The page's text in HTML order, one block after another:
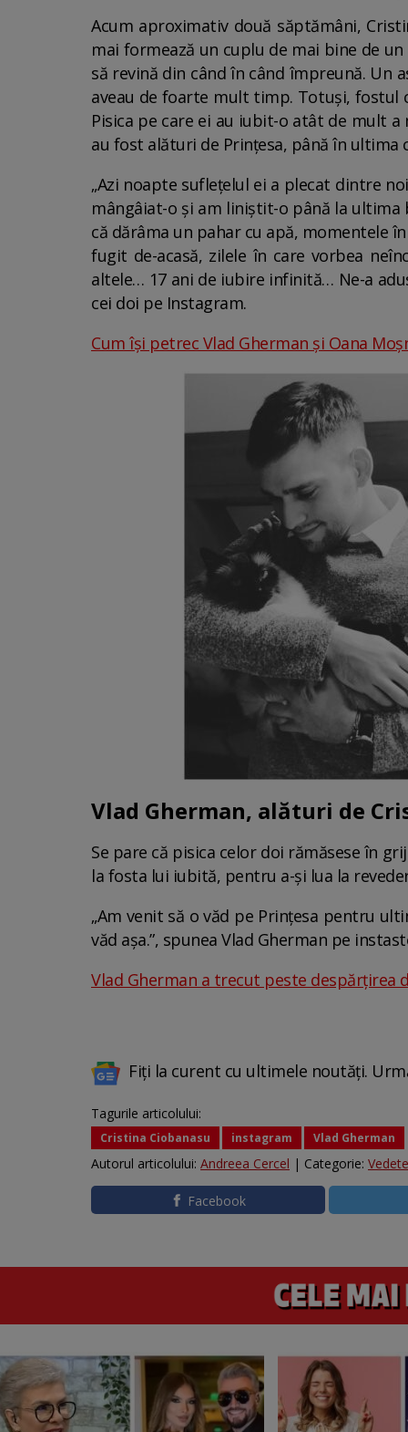
Acum aproximativ două săptămâni,
mai formează un cuplu de mai bine de
să revină din când în când împreună. Un
aveau de foarte mult timp. Totuși, fostul
Pisica pe care ei au iubit-o atât de mult a
au fost alături de Prințesa, până în ultima
„Azi noapte suflețelul ei a plecat dintre
mângâiat-o și am liniștit-o până la
că dărâma un pahar cu apă, momentele
fugit de-acasă, zilele în care vorbea
altele… 17 ani de iubire infinită… Ne-a
cei doi pe Instagram.
Cum își petrec Vlad Gherman și Oana
Vlad Gherman, alături de
Se pare că pisica celor doi rămăsese în
la fosta lui iubită, pentru a-și lua la
„Am venit să o văd pe Prințesa pentru
văd așa.”, spunea Vlad Gherman pe
Vlad Gherman a trecut peste despărțirea
Fiți la curent cu ultimele noutăți.
Tagurile articolului:
Cristina Ciobanasu instagram Vlad Gherman
Autorul articolului: Andreea Cercel | Categorie: Vedete
Facebook